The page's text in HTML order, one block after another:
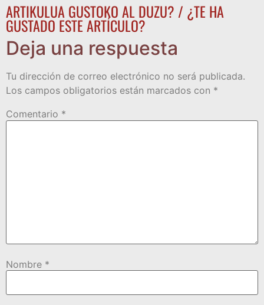
ARTIKULUA GUSTOKO AL DUZU? / ¿TE HA
GUSTADO ESTE ARTÍCULO?
Deja una respuesta
Tu dirección de correo electrónico no será publicada.
Los campos obligatorios están marcados con *
Comentario *
Nombre *